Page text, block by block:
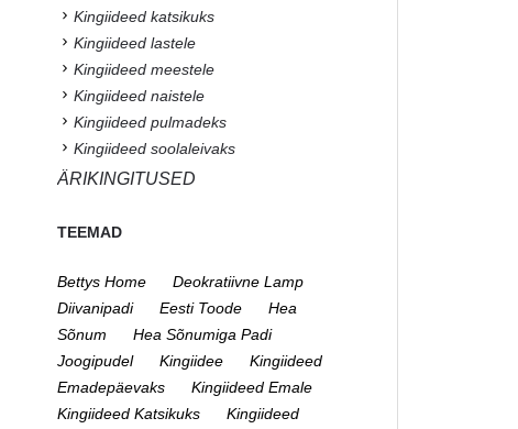
Kingiideed katsikuks
Kingiideed lastele
Kingiideed meestele
Kingiideed naistele
Kingiideed pulmadeks
Kingiideed soolaleivaks
ÄRIKINGITUSED
TEEMAD
Bettys Home
Deokratiivne Lamp
Diivanipadi
Eesti Toode
Hea
Sõnum
Hea Sõnumiga Padi
Joogipudel
Kingiidee
Kingiideed
Emadepäevaks
Kingiideed Emale
Kingiideed Katsikuks
Kingiideed